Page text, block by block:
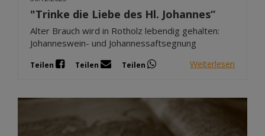
"Trinke die Liebe des Hl. Johannes“
Alter Brauch wird in Rotholz lebendig gehalten:
Johanneswein- und Johannessaftsegnung
Teilen Teilen Teilen Weiterlesen